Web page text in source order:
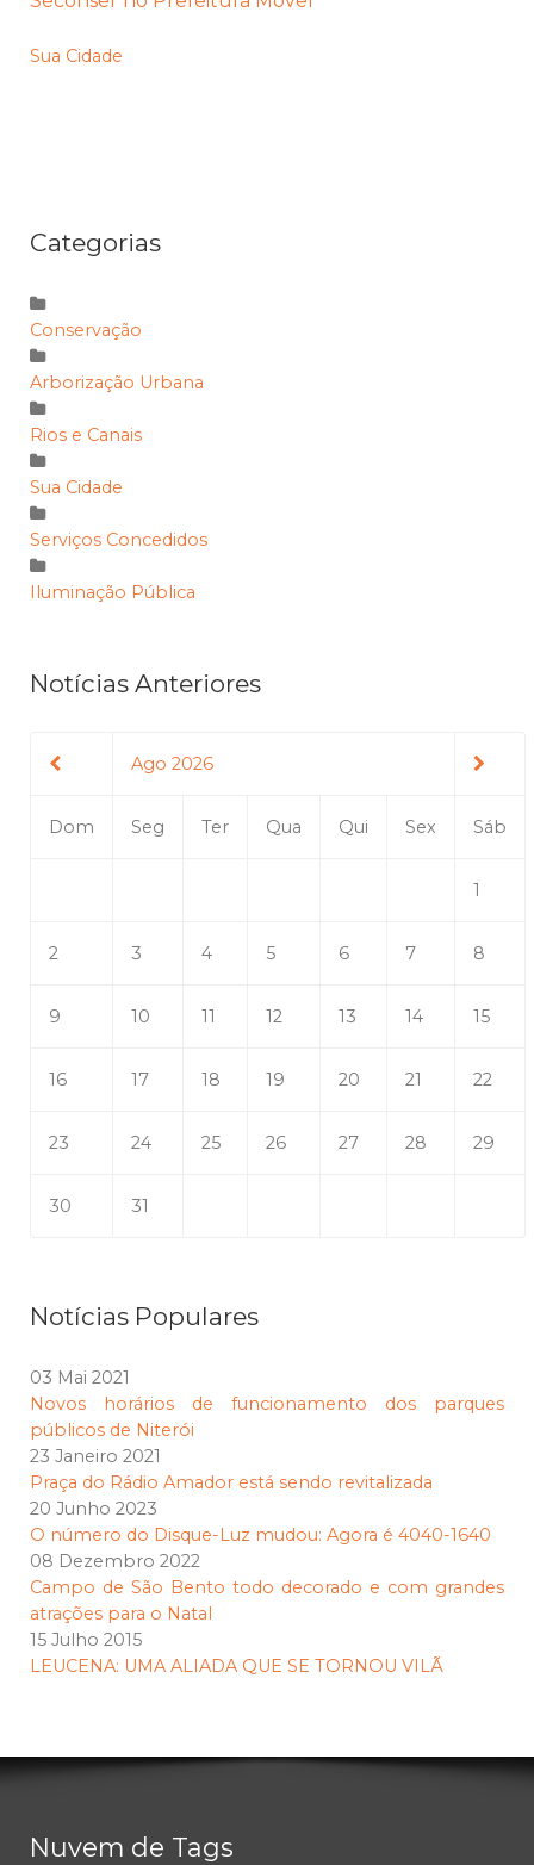
Sua Cidade
Categorias
Conservação
Arborização Urbana
Rios e Canais
Sua Cidade
Serviços Concedidos
Iluminação Pública
Notícias Anteriores
Ago 2026
Dom Seg Ter Qua Qui Sex Sáb
1
2 3 4 5 6 7 8
9 10 11 12 13 14 15
16 17 18 19 20 21 22
23 24 25 26 27 28 29
30 31
Notícias Populares
03 Mai 2021
Novos horários de funcionamento dos parques
públicos de Niterói
23 Janeiro 2021
Praça do Rádio Amador está sendo revitalizada
20 Junho 2023
O número do Disque-Luz mudou: Agora é 4040-1640
08 Dezembro 2022
Campo de São Bento todo decorado e com grandes
atrações para o Natal
15 Julho 2015
LEUCENA: UMA ALIADA QUE SE TORNOU VILÃ
Nuvem de Tags